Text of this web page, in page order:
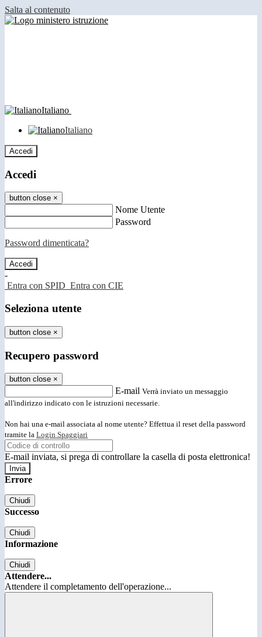
Salta al contenuto
Italiano
Italiano
Accedi
Accedi
button close ×
Nome Utente
Password
Password dimenticata?
-
Entra con SPID Entra con CIE
Seleziona utente
button close ×
Recupero password
button close ×
E-mail Verrà inviato un messaggio
all'indirizzo indicato con le istruzioni necessarie.
Non hai una e-mail associata al nome utente? Effettua il reset della password
tramite la Login Spaggiari
E-mail inviata, si prega di controllare la casella di posta elettronica!
Errore
Chiudi
Successo
Chiudi
Informazione
Chiudi
Attendere...
Attendere il completamento dell'operazione...